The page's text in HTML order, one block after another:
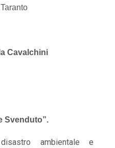
Taranto
Cavalchini
Svenduto”.
ambientale e